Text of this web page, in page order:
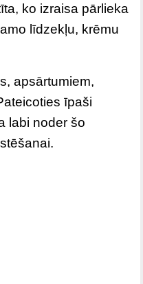
ko izraisa pārlieka
līdzekļu, krēmu
apsārtumiem,
īpaši
labi noder šo